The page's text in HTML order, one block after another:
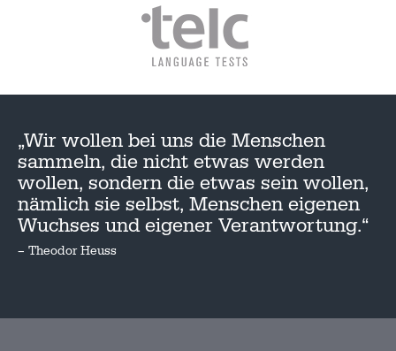
„Wir wollen bei uns die Menschen
sammeln, die nicht etwas werden
wollen, sondern die etwas sein wollen,
nämlich sie selbst, Menschen eigenen
Wuchses und eigener Verantwortung.“
– Theodor Heuss